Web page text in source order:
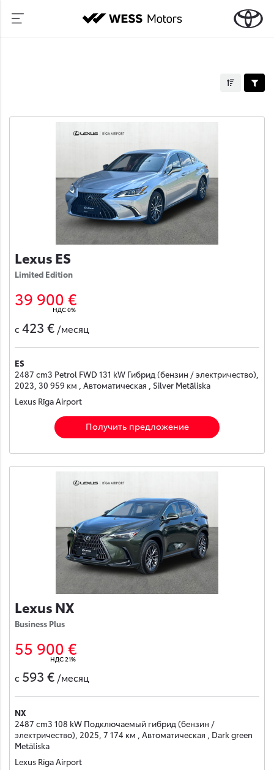
Lexus ES
Limited Edition
39 900 €
НДС 0%
с 423 € /месяц
ES
2487 cm3 Petrol FWD 131 kW Гибрид (бензин / электричество),
2023, 30 959 км , Автоматическая , Silver Metāliska
Lexus Rīga Airport
Получить предложение
Lexus NX
Business Plus
55 900 €
НДС 21%
с 593 € /месяц
NX
2487 cm3 108 kW Подключаемый гибрид (бензин /
электричество), 2025, 7 174 км , Автоматическая , Dark green
Metāliska
Lexus Rīga Airport